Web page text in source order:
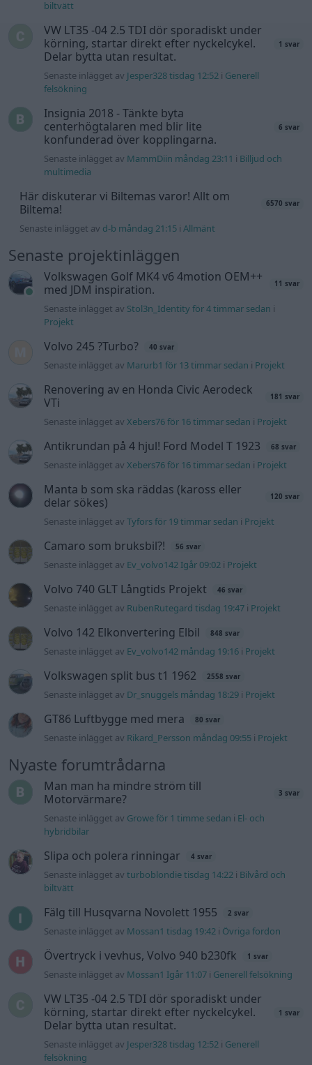
biltvätt
VW LT35 -04 2.5 TDI dör sporadiskt under
körning, startar direkt efter nyckelcykel.
Delar bytta utan resultat.
1 svar
Senaste inlägget av Jesper328 tisdag 12:52 i Generell
felsökning
Insignia 2018 - Tänkte byta
centerhögtalaren med blir lite
konfunderad över kopplingarna.
6 svar
Senaste inlägget av MammDiin måndag 23:11 i Billjud och
multimedia
Här diskuterar vi Biltemas varor! Allt om
Biltema!
6570 svar
Senaste inlägget av d-b måndag 21:15 i Allmänt
Senaste projektinläggen
Volkswagen Golf MK4 v6 4motion OEM++
med JDM inspiration.
11 svar
Senaste inlägget av Stol3n_Identity för 4 timmar sedan i
Projekt
Volvo 245 ?Turbo? 40 svar
Senaste inlägget av Marurb1 för 13 timmar sedan i Projekt
Renovering av en Honda Civic Aerodeck
VTi
181 svar
Senaste inlägget avXebers76 för 16 timmar sedan i Projekt
Antikrundan på 4 hjul! Ford Model T 1923 68 svar
Senaste inlägget avXebers76 för 16 timmar sedan i Projekt
Manta b som ska räddas (kaross eller
delar sökes)
120 svar
Senaste inlägget avTyfors för 19 timmar sedan i Projekt
Camaro som bruksbil?! 56 svar
Senaste inlägget av Ev_volvo142 Igår 09:02 i Projekt
Volvo 740 GLT Långtids Projekt 46 svar
Senaste inlägget av RubenRutegard tisdag 19:47 i Projekt
Volvo 142 Elkonvertering Elbil 848 svar
Senaste inlägget av Ev_volvo142 måndag 19:16 i Projekt
Volkswagen split bus t1 1962 2558 svar
Senaste inlägget av Dr_snuggels måndag 18:29 i Projekt
GT86 Luftbygge med mera 80 svar
Senaste inlägget av Rikard_Persson måndag 09:55 i Projekt
Nyaste forumtrådarna
Man man ha mindre ström till
Motorvärmare?
3 svar
Senaste inlägget av Growe för 1 timme sedan i El- och
hybridbilar
Slipa och polera rinningar 4 svar
Senaste inlägget avturboblondie tisdag 14:22 i Bilvård och
biltvätt
Fälg till Husqvarna Novolett 1955 2 svar
Senaste inlägget av Mossan1 tisdag 19:42 i Övriga fordon
Övertryck i vevhus, Volvo 940 b230fk 1 svar
Senaste inlägget av Mossan1 Igår 11:07 i Generell felsökning
VW LT35 -04 2.5 TDI dör sporadiskt under
körning, startar direkt efter nyckelcykel.
Delar bytta utan resultat.
1 svar
Senaste inlägget av Jesper328 tisdag 12:52 i Generell
felsökning